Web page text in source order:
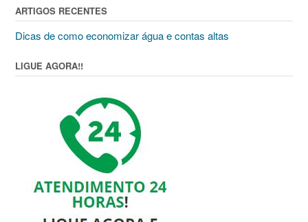
ARTIGOS RECENTES
Dicas de como economizar água e contas altas
LIGUE AGORA!!